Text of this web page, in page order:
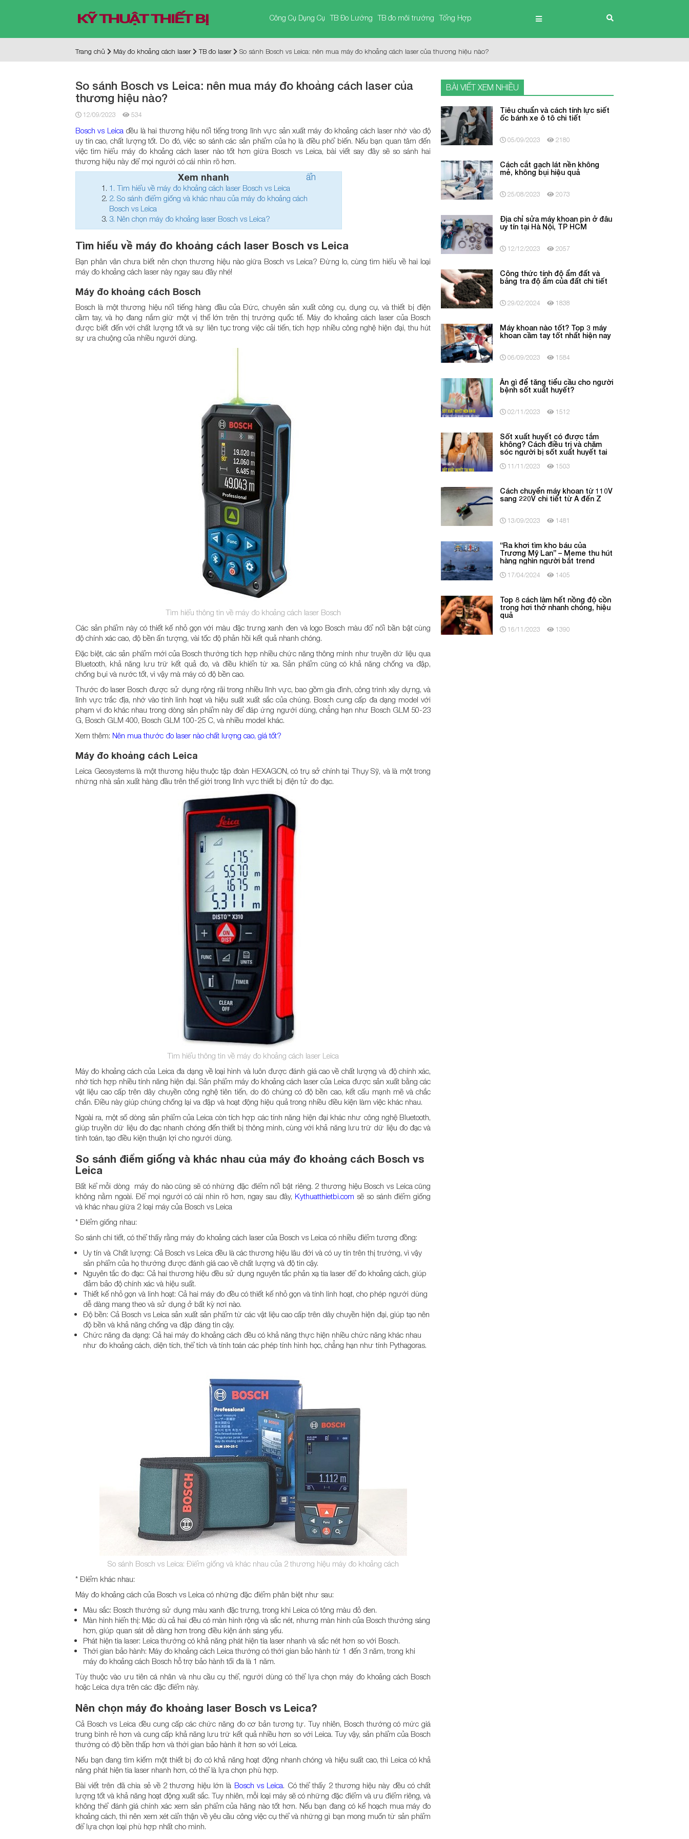
Công Cụ Dụng Cụ TB Đo Lường TB đo môi trường Tổng Hợp
Trang chủ Máy đo khoảng cách laser TB đo laser So sánh Bosch vs Leica: nên mua máy đo khoảng cách laser của thương hiệu nào?
So sánh Bosch vs Leica: nên mua máy đo khoảng cách laser của
thương hiệu nào?
12/09/2023 534
Bosch vs Leica đều là hai thương hiệu nổi tiếng trong lĩnh vực sản xuất máy đo khoảng cách laser nhờ vào độ
uy tín cao, chất lượng tốt. Do đó, việc so sánh các sản phẩm của họ là điều phổ biến. Nếu bạn quan tâm đến
việc tìm hiểu máy đo khoảng cách laser nào tốt hơn giữa Bosch vs Leica, bài viết say đây sẽ so sánh hai
thương hiệu này để mọi người có cái nhìn rõ hơn.
Xem nhanh ẩn
1. Tìm hiểu về máy đo khoảng cách laser Bosch vs Leica
2. So sánh điểm giống và khác nhau của máy đo khoảng cách
Bosch vs Leica
3. Nên chọn máy đo khoảng laser Bosch vs Leica?
Tìm hiểu về máy đo khoảng cách laser Bosch vs Leica
Bạn phân vân chưa biết nên chọn thương hiệu nào giữa Bosch vs Leica? Đừng lo, cùng tìm hiểu về hai loại
máy đo khoảng cách laser này ngay sau đây nhé!
Máy đo khoảng cách Bosch
Bosch là một thương hiệu nổi tiếng hàng đầu của Đức, chuyên sản xuất công cụ, dụng cụ, và thiết bị điện
cầm tay, và họ đang nắm giữ một vị thế lớn trên thị trường quốc tế. Máy đo khoảng cách laser của Bosch
được biết đến với chất lượng tốt và sự liên tục trong việc cải tiến, tích hợp nhiều công nghệ hiện đại, thu hút
sự ưa chuộng của nhiều người dùng.
Tìm hiểu thông tin về máy đo khoảng cách laser Bosch
Các sản phẩm này có thiết kế nhỏ gọn với màu đặc trưng xanh đen và logo Bosch màu đổ nổi bần bật cùng
độ chính xác cao, độ bền ấn tượng, vài tốc độ phản hồi kết quả nhanh chóng.
Đặc biệt, các sản phẩm mới của Bosch thường tích hợp nhiều chức năng thông minh như truyền dữ liệu qua
Bluetooth, khả năng lưu trữ kết quả đo, và điều khiển từ xa. Sản phẩm cũng có khả năng chống va đập,
chống bụi và nước tốt, vì vậy mà máy có độ bền cao.
Thước đo laser Bosch được sử dụng rộng rãi trong nhiều lĩnh vực, bao gồm gia đình, công trình xây dựng, và
lĩnh vực trắc địa, nhờ vào tính linh hoạt và hiệu suất xuất sắc của chúng. Bosch cung cấp đa dạng model với
phạm vi đo khác nhau trong dòng sản phẩm này để đáp ứng người dùng, chẳng hạn như Bosch GLM 50-23
G, Bosch GLM 400, Bosch GLM 100-25 C, và nhiều model khác.
Xem thêm: Nên mua thước đo laser nào chất lượng cao, giá tốt?
Máy đo khoảng cách Leica
Leica Geosystems là một thương hiệu thuộc tập đoàn HEXAGON, có trụ sở chính tại Thụy Sỹ, và là một trong
những nhà sản xuất hàng đầu trên thế giới trong lĩnh vực thiết bị điện tử đo đạc.
Tìm hiểu thông tin về máy đo khoảng cách laser Leica
Máy đo khoảng cách của Leica đa dạng về loại hình và luôn được đánh giá cao về chất lượng và độ chính xác,
nhờ tích hợp nhiều tính năng hiện đại. Sản phẩm máy đo khoảng cách laser của Leica được sản xuất bằng các
vật liệu cao cấp trên dây chuyền công nghệ tiên tiến, do đó chúng có độ bền cao, kết cấu mạnh mẽ và chắc
chắn. Điều này giúp chúng chống lại va đập và hoạt động hiệu quả trong nhiều điều kiện làm việc khác nhau.
Ngoài ra, một số dòng sản phẩm của Leica còn tích hợp các tính năng hiện đại khác như công nghệ Bluetooth,
giúp truyền dữ liệu đo đạc nhanh chóng đến thiết bị thông minh, cùng với khả năng lưu trữ dữ liệu đo đạc và
tính toán, tạo điều kiện thuận lợi cho người dùng.
So sánh điểm giống và khác nhau của máy đo khoảng cách Bosch vs
Leica
Bất kể mỗi dòng máy đo nào cũng sẽ có những đặc điểm nổi bật riêng. 2 thương hiệu Bosch vs Leica cũng
không nằm ngoài. Để mọi người có cái nhìn rõ hơn, ngay sau đây, Kythuatthietbi.com sẽ so sánh điểm giống
và khác nhau giữa 2 loại máy của Bosch vs Leica
* Điểm giống nhau:
So sánh chi tiết, có thể thấy rằng máy đo khoảng cách laser của Bosch vs Leica có nhiều điểm tương đồng:
Uy tín và Chất lượng: Cả Bosch vs Leica đều là các thương hiệu lâu đời và có uy tín trên thị trường, vì vậy
sản phẩm của họ thường được đánh giá cao về chất lượng và độ tin cậy.
Nguyên tắc đo đạc: Cả hai thương hiệu đều sử dụng nguyên tắc phản xạ tia laser để đo khoảng cách, giúp
đảm bảo độ chính xác và hiệu suất.
Thiết kế nhỏ gọn và linh hoạt: Cả hai máy đo đều có thiết kế nhỏ gọn và tính linh hoạt, cho phép người dùng
dễ dàng mang theo và sử dụng ở bất kỳ nơi nào.
Độ bền: Cả Bosch vs Leica sản xuất sản phẩm từ các vật liệu cao cấp trên dây chuyền hiện đại, giúp tạo nên
độ bền và khả năng chống va đập đáng tin cậy.
Chức năng đa dạng: Cả hai máy đo khoảng cách đều có khả năng thực hiện nhiều chức năng khác nhau
như đo khoảng cách, diện tích, thể tích và tính toán các phép tính hình học, chẳng hạn như tính Pythagoras.
So sánh Bosch vs Leica: Điểm giống và khác nhau của 2 thương hiệu máy đo khoảng cách
* Điểm khác nhau:
Máy đo khoảng cách của Bosch vs Leica có những đặc điểm phân biệt như sau:
Màu sắc: Bosch thường sử dụng màu xanh đặc trưng, trong khi Leica có tông màu đỏ đen.
Màn hình hiển thị: Mặc dù cả hai đều có màn hình rộng và sắc nét, nhưng màn hình của Bosch thường sáng
hơn, giúp quan sát dễ dàng hơn trong điều kiện ánh sáng yếu.
Phát hiện tia laser: Leica thường có khả năng phát hiện tia laser nhanh và sắc nét hơn so với Bosch.
Thời gian bảo hành: Máy đo khoảng cách Leica thường có thời gian bảo hành từ 1 đến 3 năm, trong khi
máy đo khoảng cách Bosch hỗ trợ bảo hành tối đa là 1 năm.
Tùy thuộc vào ưu tiên cá nhân và nhu cầu cụ thể, người dùng có thể lựa chọn máy đo khoảng cách Bosch
hoặc Leica dựa trên các đặc điểm này.
Nên chọn máy đo khoảng laser Bosch vs Leica?
Cả Bosch vs Leica đều cung cấp các chức năng đo cơ bản tương tự. Tuy nhiên, Bosch thường có mức giá
trung bình rẻ hơn và cung cấp khả năng lưu trữ kết quả nhiều hơn so với Leica. Tuy vậy, sản phẩm của Bosch
thường có độ bền thấp hơn và thời gian bảo hành ít hơn so với Leica.
Nếu bạn đang tìm kiếm một thiết bị đo có khả năng hoạt động nhanh chóng và hiệu suất cao, thì Leica có khả
năng phát hiện tia laser nhanh hơn, có thể là lựa chọn phù hợp.
Bài viết trên đã chia sẻ về 2 thương hiệu lớn là Bosch vs Leica. Có thể thấy 2 thương hiệu này đều có chất
lượng tốt và khả năng hoạt động xuất sắc. Tuy nhiên, mỗi loại máy sẽ có những đặc điểm và ưu điểm riêng, và
không thể đánh giá chính xác xem sản phẩm của hãng nào tốt hơn. Nếu bạn đang có kế hoạch mua máy đo
khoảng cách, thì nên xem xét cẩn thận về yêu cầu công việc cụ thể và những gì bạn mong muốn từ sản phẩm
để lựa chọn loại phù hợp nhất cho mình.
BÀI VIẾT XEM NHIỀU
Tiêu chuẩn và cách tính lực siết
ốc bánh xe ô tô chi tiết
05/09/2023 2180
Cách cắt gạch lát nền không
mẻ, không bụi hiệu quả
25/08/2023 2073
Địa chỉ sửa máy khoan pin ở đâu
uy tín tại Hà Nội, TP HCM
12/12/2023 2057
Công thức tính độ ẩm đất và
bảng tra độ ẩm của đất chi tiết
29/02/2024 1838
Máy khoan nào tốt? Top 3 máy
khoan cầm tay tốt nhất hiện nay
06/09/2023 1584
Ăn gì để tăng tiểu cầu cho người
bệnh sốt xuất huyết?
02/11/2023 1512
Sốt xuất huyết có được tắm
không? Cách điều trị và chăm
sóc người bị sốt xuất huyết tại
11/11/2023 1503
Cách chuyển máy khoan từ 110V
sang 220V chi tiết từ A đến Z
13/09/2023 1481
“Ra khơi tìm kho báu của
Trương Mỹ Lan” – Meme thu hút
hàng nghìn người bắt trend
17/04/2024 1405
Top 8 cách làm hết nồng độ cồn
trong hơi thở nhanh chóng, hiệu
quả
16/11/2023 1390